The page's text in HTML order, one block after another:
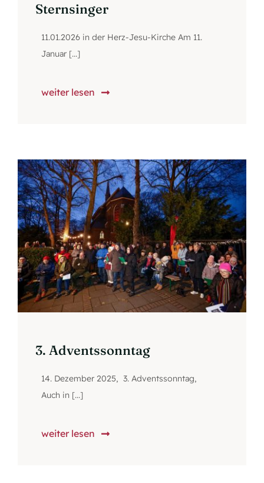
Sternsinger
11.01.2026 in der Herz-Jesu-Kirche Am 11.
Januar [...]
weiter lesen
3. Adventssonntag
14. Dezember 2025, 3. Adventssonntag,
Auch in [...]
weiter lesen